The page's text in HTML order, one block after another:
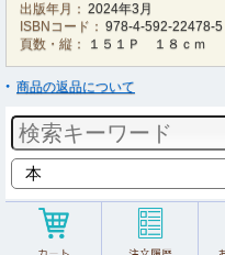
出版年月： 2024年3月
ISBNコード： 978-4-592-22478-5
頁数・縦：
１５１Ｐ １８ｃｍ
商品の返品について